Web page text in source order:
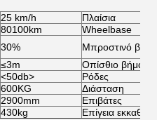
25 km/h
Πλαίσια
80100km
Wheelbase
30%
Μπροστινό
≤3m
Οπίσθιο βήμα
<50db>
Ρόδες
600KG
Διάσταση
2900mm
Επιβάτες
430kg Επίγεια